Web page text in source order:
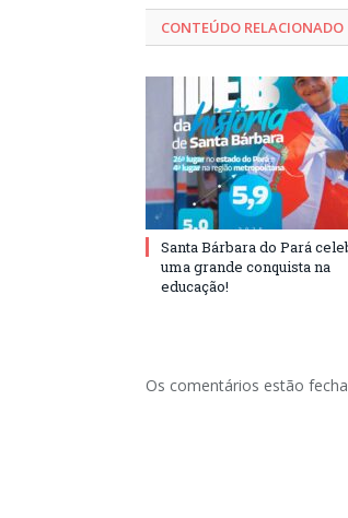
CONTEÚDO RELACIONADO
Santa Bárbara do Pará
uma grande conquista na
educação!
Os comentários estão